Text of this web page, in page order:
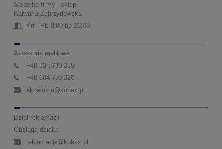
Siedziba firmy - sklep
Kalwaria Zebrzydowska
Pn - Pt: 8:00 do 16:00
Akcesoria meblowe
+48 33 8739 355
+48 604 750 320
akcesoria@kobax.pl
Dział reklamacji
Obsługa działu:
reklamacje@kobax.pl